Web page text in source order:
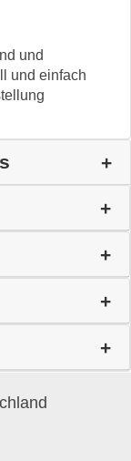
und
und einfach